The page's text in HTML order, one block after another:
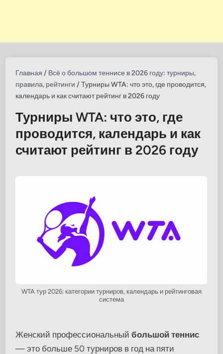
Главная / Всё о большом теннисе в 2026 году: турниры,
правила, рейтинги /Турниры WTA: что это, где проводится,
календарь и как считают рейтинг в 2026 году
Турниры WTA: что это, где
проводится, календарь и как
считают рейтинг в 2026 году
WTA тур 2026: категории турниров, календарь и рейтинговая
система
Женский профессиональныйбольшой теннис
— это больше 50 турниров в год на пяти